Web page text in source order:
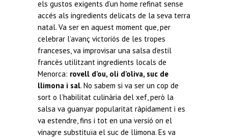
els gustos exigents d’un home refinat sense
accés als ingredients delicats de la seva terra
natal. Va ser en aquest moment que, per
celebrar l’avanç victoriós de les tropes
franceses, va improvisar una salsa d’estil
francès utilitzant ingredients locals de
Menorca: rovell d’ou, oli d’oliva, suc de
llimona i sal. No sabem si va ser un cop de
sort o l’habilitat culinària del xef, però la
salsa va guanyar popularitat ràpidament i es
va estendre, fins i tot en una versió on el
vinagre substituïa el suc de llimona. Es va